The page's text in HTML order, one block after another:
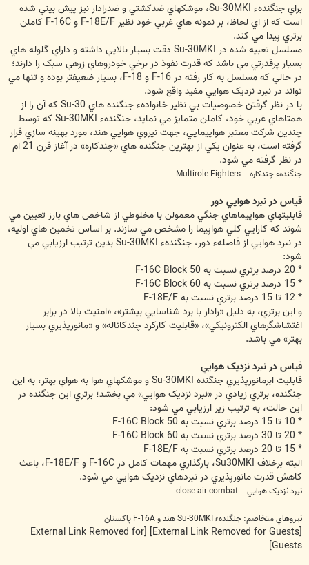
براي جنگندهء Su-30MKI، موشکهاي ضدکشتي و ضدرادار نيز پيش بيني شده
است که از اي لحاظ، بر نمونه هاي غربي خود نظير F-18E/F و F-16C کاملن
برتري پيدا مي کند.
مسلسل تعبيه شده در Su-30MKI دقت بسيار بالايي داشته و داراي گلوله هاي
بسيار پرقدرتي مي باشد که قدرت نفوذ در برخي خودروهاي زرهي سبک را دارند؛
در حالي که مسلسل به کار رفته در F-16 و F-18، بسيار ضعيفتر بوده و تنها مي
تواند در نبرد نزديک هوايي مفيد واقع شود.
با در نظر گرفتن خصوصيات بي نظير خانوادهء جنگنده هاي Su-30 که آن را از
همتاهاي غربي خود، کاملن متمايز مي نمايد، جنگندهء Su-30MKI که توسط
چندين شرکت معتبر هواپيمايي، جهت نيروي هوايي هند، مورد بهينه سازي قرار
گرفته است، به عنوان يکي از بهترين جنگنده هاي «چندکاره» در آغاز قرن 21 ام
در نظر گرفته مي شود.
جنگندهء چندکاره = Multirole Fighters
قياس در نبرد هوايي دور
قابليتهاي هواپيماهاي جنگي معمولن با مخلوطي از شاخص هاي بارز تعيين مي
شوند که کارايي کلي هواپيما را مشخص مي سازند. بر اساس تخمين هاي اوليه،
در نبرد هوايي از فاصلهء دور، جنگندهء Su-30MKI بدين ترتيب ارزيابي مي
شود:
* 20 درصد برتري نسبت به F-16C Block 50
* 15 درصد برتري نسبت به F-16C Block 60
* 12 تا 15 درصد برتري نسبت به F-18E/F
و اين برتري، به دليل «رادار با برد شناسايي بيشتر»، «امنيت بالا در برابر
اغتشاشگرهاي الکترونيکي»، «قابليت کارکرد چندکاناله» و «مانورپذيري بسيار
بهتر» مي باشد.
قياس در نبرد نزديک هوايي
قابليت ابرمانورپذيري جنگنده Su-30MKI و موشکهاي هوا به هواي بهتر، به اين
جنگنده، برتري زيادي در «نبرد نزديک هوايي» مي بخشد؛ برتري اين جنگنده در
اين حالت، به ترتيب زير ارزيابي مي شود:
* 10 تا 15 درصد برتري نسبت به F-16C Block 50
* 20 تا 30 درصد برتري نسبت به F-16C Block 60
* 15 تا 20 درصد برتري نسبت به F-18E/F
البته برخلاف Su30MKI، بارگذاري مهمات کامل در F-16C و F-18E/F، باعث
کاهش قدرت مانورپذيري در نبردهاي نزديک هوايي مي شود.
نبرد نزديک هوايي = close air combat
نيروهاي متخاصم: جنگندهء Su-30MKI هند و F-16A پاکستان
[External Link Removed for
Guests]